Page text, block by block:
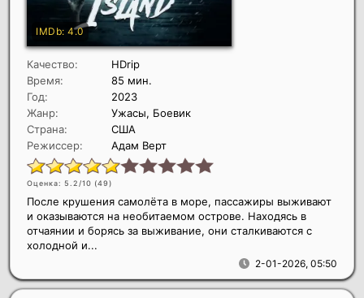
Качество:
HDrip
Время:
85 мин.
Год:
2023
Жанр:
Ужасы, Боевик
Страна:
США
Режиссер:
Адам Верт
Оценка: 5.2/10 (49)
2-01-2026, 05:50
После крушения самолёта в море, пассажиры выживают
и оказываются на необитаемом острове. Находясь в
отчаянии и борясь за выживание, они сталкиваются с
холодной и...